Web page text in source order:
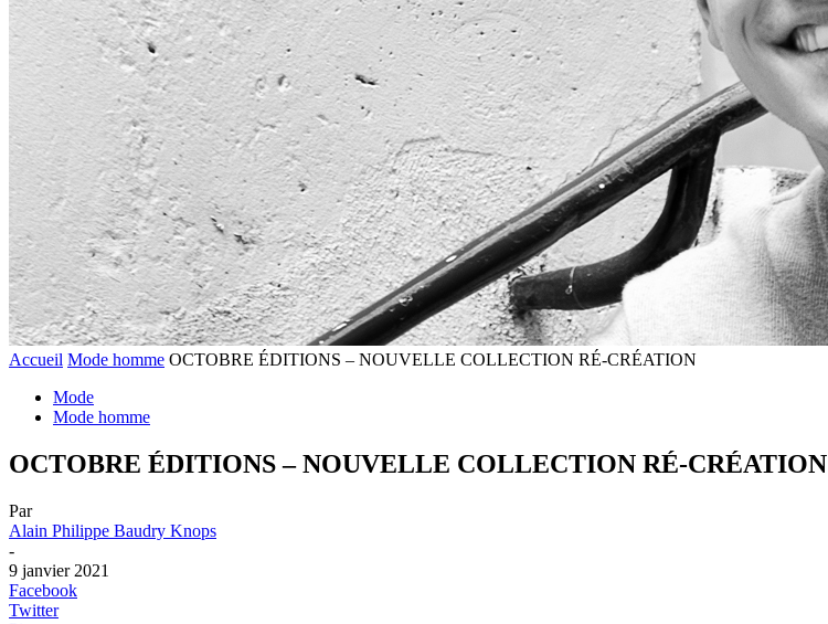
Accueil Mode homme OCTOBRE ÉDITIONS – NOUVELLE COLLECTION RÉ-CRÉATION
Mode
Mode homme
OCTOBRE ÉDITIONS – NOUVELLE COLLECTION RÉ-CRÉATION
Par
Alain Philippe Baudry Knops
-
9 janvier 2021
Facebook
Twitter